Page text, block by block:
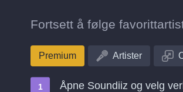
Fortsett å følge
Premium Artister
Åpne Soundiiz og velg